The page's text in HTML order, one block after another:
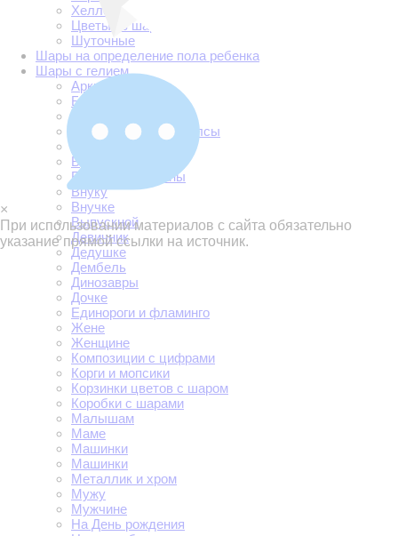
Хеллоуин
Цветы из шаров
Шуточные
Шары на определение пола ребенка
Шары с гелием
Арки и гирлянды
Бабушке
Большие шары. Баблсы
Брату
Букеты и фонтаны
Внуку
Внучке
Выпускной
Девичник
Дедушке
Дембель
Динозавры
Дочке
Единороги и фламинго
Жене
Женщине
Композиции с цифрами
Корги и мопсики
Корзинки цветов с шаром
Коробки с шарами
Малышам
Маме
Машинки
Машинки
Металлик и хром
Мужу
Мужчине
На День рождения
×
При использовании материалов с сайта обязательно
указание прямой ссылки на источник.